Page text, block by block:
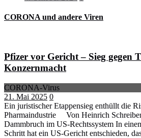
CORONA und andere Viren
Pfizer vor Gericht – Sieg gegen
Konzernmacht
CORONA-Virus
21. Mai 2025 0
Ein juristischer Etappensieg enthüllt die
Pharmaindustrie Von Heinrich
Dammbruch im US-Rechtssystem In
Schritt hat ein US-Gericht entschieden,